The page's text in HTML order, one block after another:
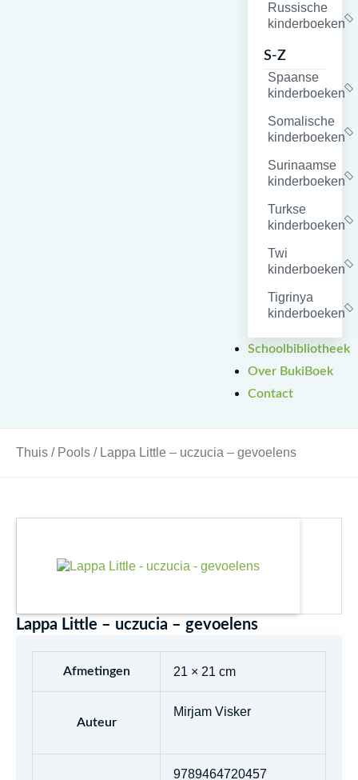
Russische
kinderboeken
S-Z
Spaanse
kinderboeken
Somalische
kinderboeken
Surinaamse
kinderboeken
Turkse
kinderboeken
Twi
kinderboeken
Tigrinya
kinderboeken
Schoolbibliotheek
Over BukiBoek
Contact
Thuis / Pools / Lappa Little – uczucia – gevoelens
Lappa Little – uczucia – gevoelens
Afmetingen 21 × 21 cm
Auteur
Mirjam Visker
9789464720457